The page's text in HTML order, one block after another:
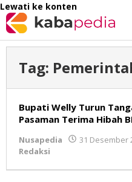
Lewati ke konten
Tag:
Bupati Welly Turun
Pasaman Terima Hibah
Nusapedia 31 Desember
Redaksi